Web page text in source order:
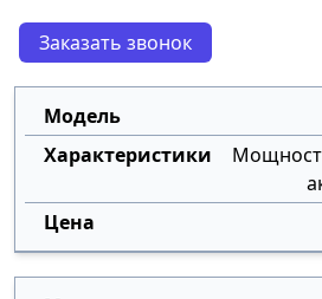
Заказать звонок